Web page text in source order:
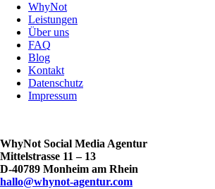
WhyNot
Leistungen
Über uns
FAQ
Blog
Kontakt
Datenschutz
Impressum
WhyNot Social Media Agentur
Mittelstrasse 11 – 13
D-40789 Monheim am Rhein
hallo@whynot-agentur.com